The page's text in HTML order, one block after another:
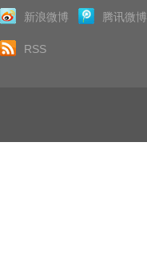
新浪微博 腾讯微博
RSS